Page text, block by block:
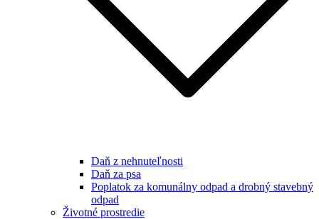
Daň z nehnuteľnosti
Daň za psa
Poplatok za komunálny odpad a drobný stavebný
odpad
Životné prostredie